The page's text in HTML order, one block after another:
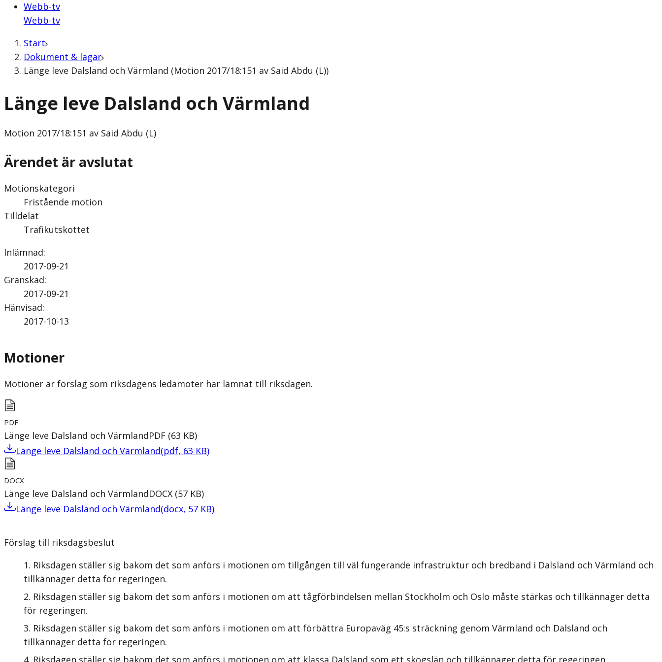
Webb-tv
Webb-tv
Start
Dokument & lagar
Länge leve Dalsland och Värmland (Motion 2017/18:151 av Said Abdu (L))
Länge leve Dalsland och Värmland
Motion 2017/18:151 av Said Abdu (L)
Ärendet är avslutat
Motionskategori
Fristående motion
Tilldelat
Trafikutskottet
Inlämnad:
2017-09-21
Granskad:
2017-09-21
Hänvisad:
2017-10-13
Motioner
Motioner är förslag som riksdagens ledamöter har lämnat till riksdagen.
PDF
Länge leve Dalsland och VärmlandPDF (63 KB)
Länge leve Dalsland och Värmland(pdf, 63 KB)
DOCX
Länge leve Dalsland och VärmlandDOCX (57 KB)
Länge leve Dalsland och Värmland(docx, 57 KB)
Förslag till riksdagsbeslut
Riksdagen ställer sig bakom det som anförs i motionen om tillgången till väl fungerande infrastruktur och bredband i Dalsland och Värmland och
tillkännager detta för regeringen.
Riksdagen ställer sig bakom det som anförs i motionen om att tågförbindelsen mellan Stockholm och Oslo måste stärkas och tillkännager detta
för regeringen.
Riksdagen ställer sig bakom det som anförs i motionen om att förbättra Europaväg 45:s sträckning genom Värmland och Dalsland och
tillkännager detta för regeringen.
Riksdagen ställer sig bakom det som anförs i motionen om att klassa Dalsland som ett skogslän och tillkännager detta för regeringen.